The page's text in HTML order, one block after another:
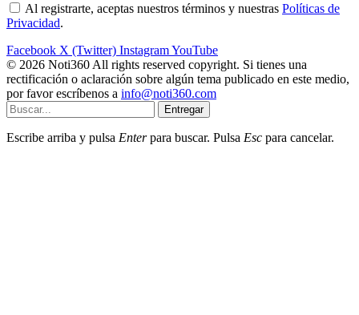
Al registrarte, aceptas nuestros términos y nuestras Políticas de
Privacidad.
Facebook X (Twitter) InstagramYouTube
© 2026 Noti360 All rights reserved copyright. Si tienes una
rectificación o aclaración sobre algún tema publicado en este medio,
por favor escríbenos a info@noti360.com
Entregar
Escribe arriba y pulsa Enterpara buscar. Pulsa Esc para cancelar.